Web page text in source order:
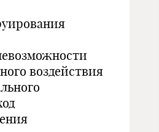
воздействия